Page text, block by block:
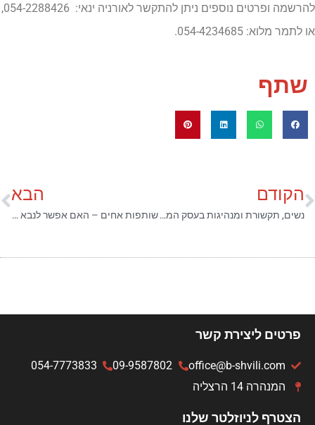
להרשמה ופרטים נוספים ניתן להתקשר לאורניה ינאי: 054-2288426,
או לתמר מלוא: 054-4234685.
שתף
הקודם
נשים, תקשורת ומנהיגות בעסק המשפחתי
הבא
שותפות אחים – האם אפשר לנבא את הצלחתה?
פרטים ליצירת קשר
office@b-shvili.com
09-9587802
054-7773833
המנהרה 14 הרצליה
הצטרף לניוזלטר שלנו